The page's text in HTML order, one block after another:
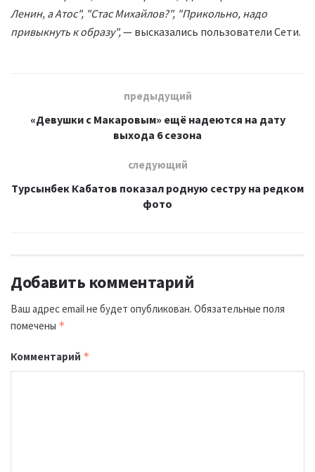
Ленин, а Атос", "Стас Михайлов?", "Прикольно, надо
привыкнуть к образу",— высказались пользователи Сети.
предыдущий
«Девушки с Макаровым» ещё надеются на дату
выхода 6 сезона
следующий
Турсынбек Кабатов показал родную сестру на редком
фото
Добавить комментарий
Ваш адрес email не будет опубликован. Обязательные поля
помечены *
Комментарий *